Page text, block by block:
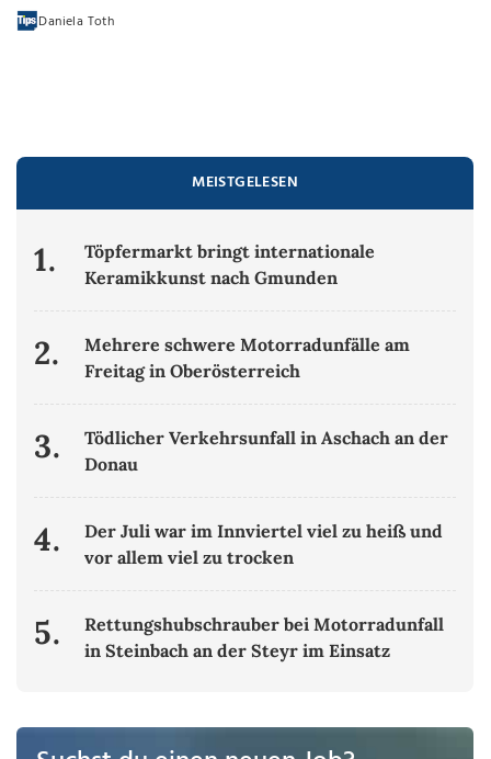
Daniela Toth
MEISTGELESEN
1.
Töpfermarkt bringt internationale
Keramikkunst nach Gmunden
2.
Mehrere schwere Motorradunfälle am
Freitag in Oberösterreich
3.
Tödlicher Verkehrsunfall in Aschach an der
Donau
4.
Der Juli war im Innviertel viel zu heiß und
vor allem viel zu trocken
5.
Rettungshubschrauber bei Motorradunfall
in Steinbach an der Steyr im Einsatz